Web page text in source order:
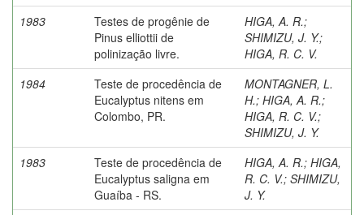
1983
Testes de progênie de
Pinus elliottii de
polinização livre.
HIGA, A. R.;
SHIMIZU, J. Y.;
HIGA, R. C. V.
1984
Teste de procedência de
Eucalyptus nitens em
Colombo, PR.
MONTAGNER, L.
H.; HIGA, A. R.;
HIGA, R. C. V.;
SHIMIZU, J. Y.
1983
Teste de procedência de
Eucalyptus saligna em
Guaíba - RS.
HIGA, A. R.; HIGA,
R. C. V.; SHIMIZU,
J. Y.